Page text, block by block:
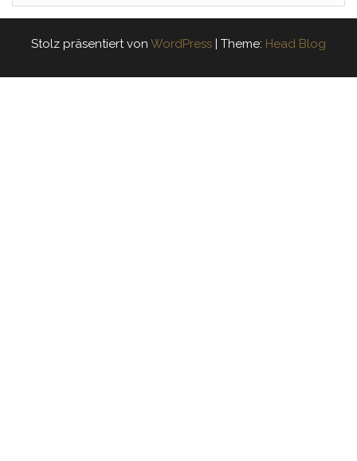
Stolz präsentiert von WordPress | Theme: Head Blog